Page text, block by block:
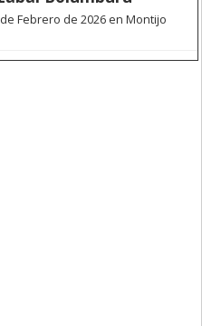
Febrero de 2026 en Montijo